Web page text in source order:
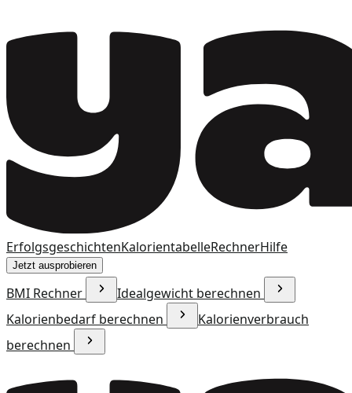
ErfolgsgeschichtenKalorientabelleRechnerHilfe
Jetzt ausprobieren
BMI Rechner
Idealgewicht berechnen
Kalorienbedarf berechnen
Kalorienverbrauch
berechnen